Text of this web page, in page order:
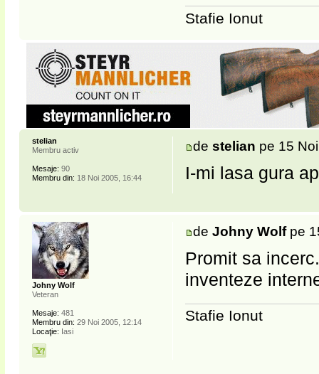
Stafie Ionut
destelian pe 15
I-mi lasa gura
stelian
Membru activ
Mesaje: 90
Membru din: 18 Noi 2005, 16:44
deJohny Wolfpe
Promit sa
inventeze
Stafie Ionut
Johny Wolf
Veteran
Mesaje: 481
Membru din: 29 Noi 2005, 12:14
Locaţie: Iasi